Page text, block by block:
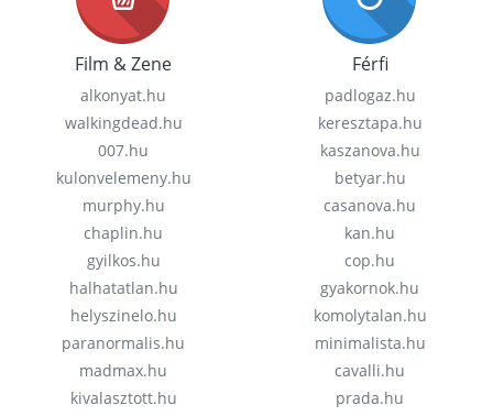
Film & Zene
alkonyat.hu
walkingdead.hu
007.hu
kulonvelemeny.hu
murphy.hu
chaplin.hu
gyilkos.hu
halhatatlan.hu
helyszinelo.hu
paranormalis.hu
madmax.hu
kivalasztott.hu
Férfi
padlogaz.hu
keresztapa.hu
kaszanova.hu
betyar.hu
casanova.hu
kan.hu
cop.hu
gyakornok.hu
komolytalan.hu
minimalista.hu
cavalli.hu
prada.hu